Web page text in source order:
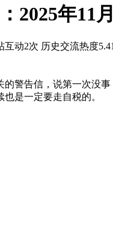
2025年11
互动2次 历史交流热度
警告信，说第一次没
是一定要走自税的。